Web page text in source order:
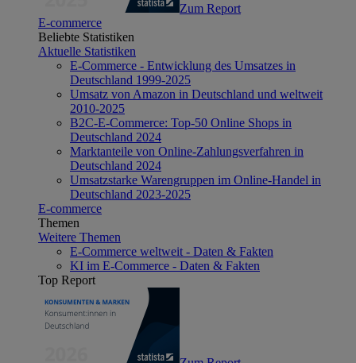
Zum Report
E-commerce
Beliebte Statistiken
Aktuelle Statistiken
E-Commerce - Entwicklung des Umsatzes in
Deutschland 1999-2025
Umsatz von Amazon in Deutschland und weltweit
2010-2025
B2C-E-Commerce: Top-50 Online Shops in
Deutschland 2024
Marktanteile von Online-Zahlungsverfahren in
Deutschland 2024
Umsatzstarke Warengruppen im Online-Handel in
Deutschland 2023-2025
E-commerce
Themen
Weitere Themen
E-Commerce weltweit - Daten & Fakten
KI im E-Commerce - Daten & Fakten
Top Report